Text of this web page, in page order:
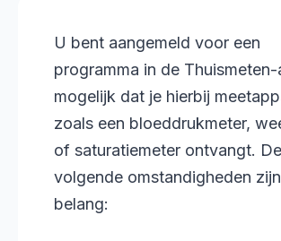
U bent aangemeld voor een
programma in de
mogelijk dat je hierbij
zoals een bloeddrukmeter,
of saturatiemeter ontvangt. De
volgende omstandigheden
belang: